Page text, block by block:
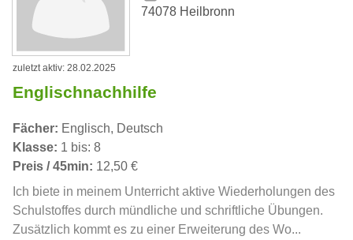
74078 Heilbronn
zuletzt aktiv: 28.02.2025
Englischnachhilfe
Fächer: Englisch, Deutsch
Klasse: 1 bis: 8
Preis / 45min: 12,50 €
Ich biete in meinem Unterricht aktive Wiederholungen des
Schulstoffes durch mündliche und schriftliche Übungen.
Zusätzlich kommt es zu einer Erweiterung des Wo...